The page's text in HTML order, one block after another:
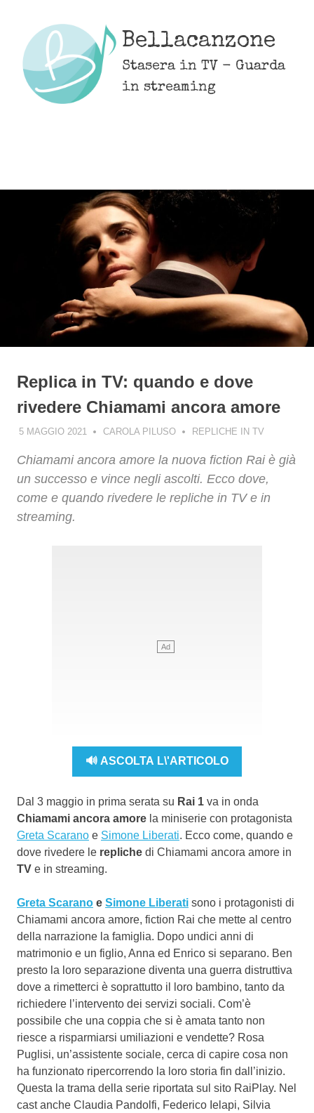
content
Bellacanzone
Stasera in TV - Guarda
in streaming
Replica in TV: quando e dove
rivedere Chiamami ancora amore
5 MAGGIO 2021 CAROLA PILUSO REPLICHE IN TV
Chiamami ancora amore la nuova fiction Rai è già
un successo e vince negli ascolti. Ecco dove,
come e quando rivedere le repliche in TV e in
streaming.
🔊 ASCOLTA L\'ARTICOLO
Dal 3 maggio in prima serata su Rai 1 va in onda
Chiamami ancora amore la miniserie con protagonista
Greta Scarano e Simone Liberati. Ecco come, quando e
dove rivedere le repliche di Chiamami ancora amore in
TV e in streaming.
Greta Scarano e Simone Liberati sono i protagonisti di
Chiamami ancora amore, fiction Rai che mette al centro
della narrazione la famiglia. Dopo undici anni di
matrimonio e un figlio, Anna ed Enrico si separano. Ben
presto la loro separazione diventa una guerra distruttiva
dove a rimetterci è soprattutto il loro bambino, tanto da
richiedere l’intervento dei servizi sociali. Com’è
possibile che una coppia che si è amata tanto non
riesce a risparmiarsi umiliazioni e vendette? Rosa
Puglisi, un’assistente sociale, cerca di capire cosa non
ha funzionato ripercorrendo la loro storia fin dall’inizio.
Questa la trama della serie riportata sul sito RaiPlay. Nel
cast anche Claudia Pandolfi, Federico Ielapi, Silvia